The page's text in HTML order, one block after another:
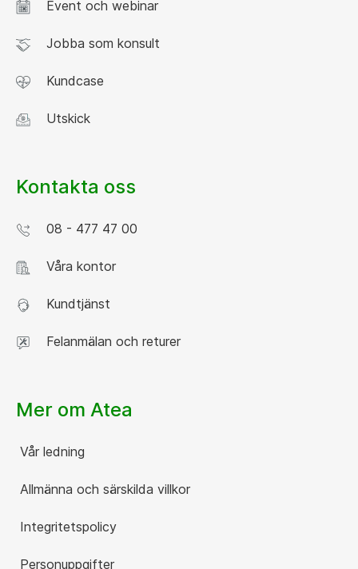
Event och webinar
Jobba som konsult
Kundcase
Utskick
Kontakta oss
08 - 477 47 00
Våra kontor
Kundtjänst
Felanmälan och returer
Mer om Atea
Vår ledning
Allmänna och särskilda villkor
Integritetspolicy
Personuppgifter